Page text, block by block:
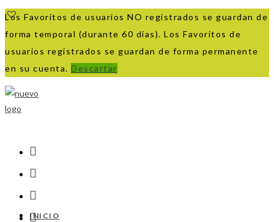
Los Favoritos de usuarios NO registrados se guardan de
forma temporal (durante 60 días). Los Favoritos de
usuarios registrados se guardan de forma permanente
en su cuenta. Descartar
Ir
al
INICIO